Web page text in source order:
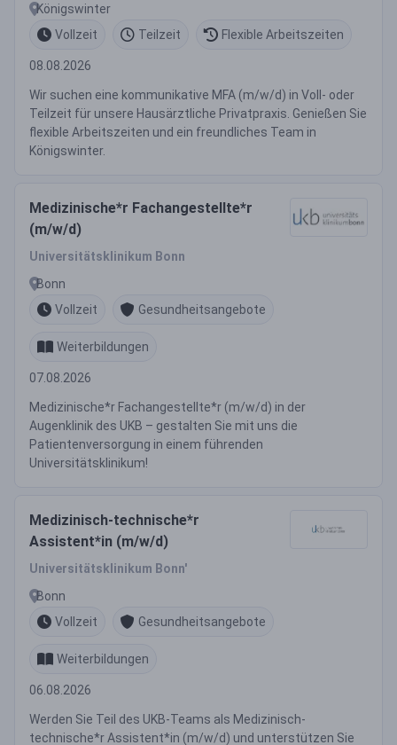
Königswinter
Vollzeit
Teilzeit Flexible Arbeitszeiten
08.08.2026
Wir suchen eine kommunikative MFA (m/w/d) in Voll- oder
Teilzeit für unsere Hausärztliche Privatpraxis. Genießen Sie
flexible Arbeitszeiten und ein freundliches Team in
Königswinter.
Medizinische*r Fachangestellte*r
(m/w/d)
Universitätsklinikum Bonn
Bonn
Vollzeit
Gesundheitsangebote
Weiterbildungen
07.08.2026
Medizinische*r Fachangestellte*r (m/w/d) in der
Augenklinik des UKB – gestalten Sie mit uns die
Patientenversorgung in einem führenden
Universitätsklinikum!
Medizinisch-technische*r
Assistent*in (m/w/d)
Universitätsklinikum Bonn'
Bonn
Vollzeit
Gesundheitsangebote
Weiterbildungen
06.08.2026
Werden Sie Teil des UKB-Teams als Medizinisch-
technische*r Assistent*in (m/w/d) und unterstützen Sie